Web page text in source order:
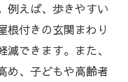
例えば、歩きやすい
根付きの玄関まわり
できます。また、
め、子どもや高齢者